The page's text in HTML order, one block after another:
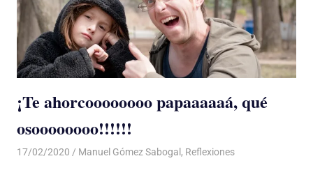
¡Te ahorcoooooooo papaaaaaá, qué
osoooooooo!!!!!!
17/02/2020 De todo un Poco
Manuel Gómez Sabogal , Reflexiones